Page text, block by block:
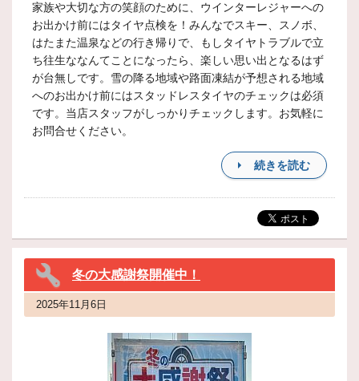
家族や大切な方の笑顔のために、ウインターレジャーへの
お出かけ前にはタイヤ点検を！みんなでスキー、スノボ、
はたまた温泉などの行き帰りで、もしタイヤトラブルで立
ち往生ななんてことになったら、楽しい思い出となるはず
が台無しです。雪の降る地域や路面凍結が予想される地域
へのお出かけ前にはスタッドレスタイヤのチェックは必須
です。当店スタッフがしっかりチェックします。お気軽に
お問合せください。
続きを読む
冬の大感謝祭開催中！
2025年11月6日